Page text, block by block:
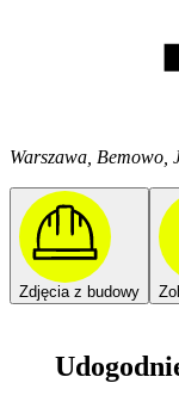
Warszawa, Bemowo,
Zdjęcia z budowy